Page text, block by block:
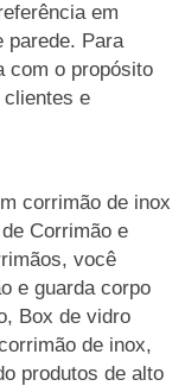
em
parede. Para
com o propósito
clientes e
corrimão de inox
Corrimão e
você
e guarda corpo
Box de vidro
de inox,
produtos de alto